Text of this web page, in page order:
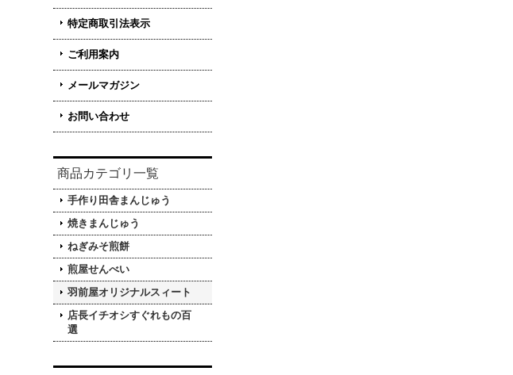
特定商取引法表示
ご利用案内
メールマガジン
お問い合わせ
商品カテゴリ一覧
手作り田舎まんじゅう
焼きまんじゅう
ねぎみそ煎餅
煎屋せんべい
羽前屋オリジナルスィート
店長イチオシすぐれもの百
選